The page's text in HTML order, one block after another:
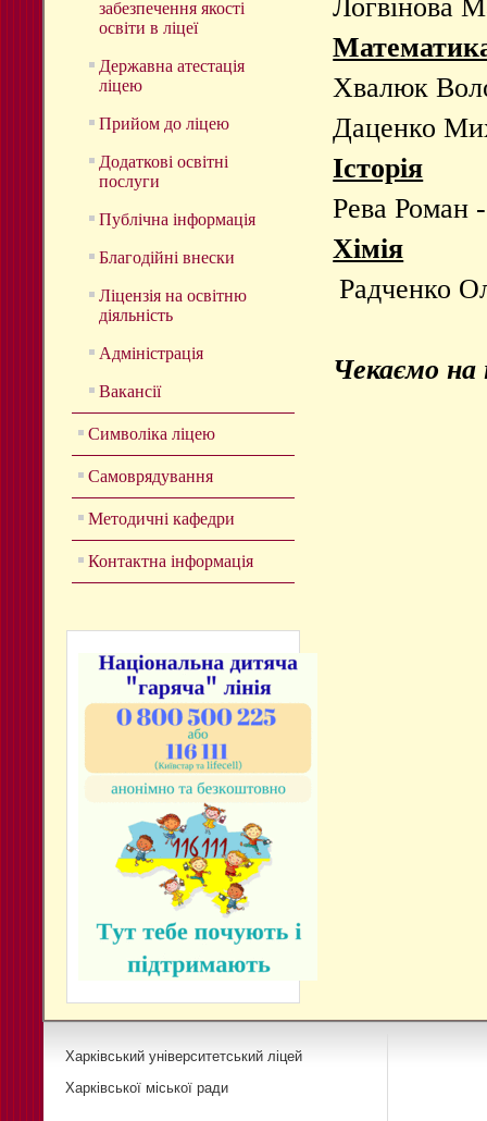
забезпечення якості
освіти в ліцеї
Державна атестація
ліцею
Прийом до ліцею
Додаткові освітні
послуги
Публічна інформація
Благодійні внески
Ліцензія на освітню
діяльність
Адміністрація
Вакансії
Символіка ліцею
Самоврядування
Методичні кафедри
Контактна інформація
Логвінова
Хвалюк
Даценко
Історія
Рева Роман
Хімія
Радченко
Чекаємо на
Харківський університетський ліцей
Харківської міської ради